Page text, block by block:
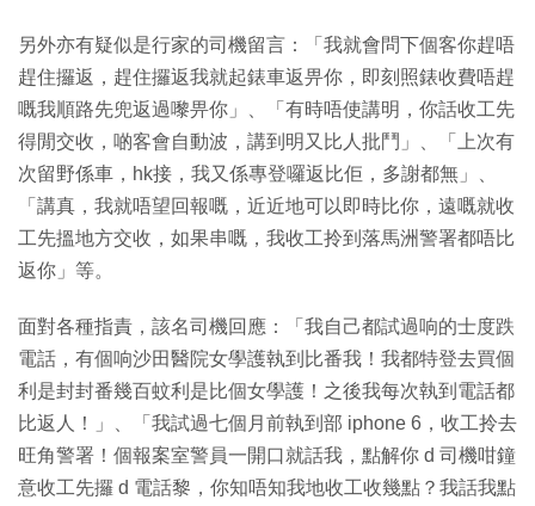
另外亦有疑似是行家的司機留言：「我就會問下個客你趕唔
趕住攞返，趕住攞返我就起錶車返畀你，即刻照錶收費唔趕
嘅我順路先兜返過嚟畀你」、「有時唔使講明，你話收工先
得閒交收，啲客會自動波，講到明又比人批鬥」、「上次有
次留野係車，hk接，我又係專登囉返比佢，多謝都無」、
「講真，我就唔望回報嘅，近近地可以即時比你，遠嘅就收
工先搵地方交收，如果串嘅，我收工拎到落馬洲警署都唔比
返你」等。
面對各種指責，該名司機回應：「我自己都試過响的士度跌
電話，有個响沙田醫院女學護執到比番我！我都特登去買個
利是封封番幾百蚊利是比個女學護！之後我每次執到電話都
比返人！」、「我試過七個月前執到部 iphone 6，收工拎去
旺角警署！個報案室警員一開口就話我，點解你 d 司機咁鐘
意收工先攞 d 電話黎，你知唔知我地收工收幾點？我話我點